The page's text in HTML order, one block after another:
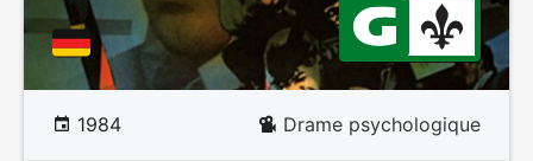
1984 Drame psychologique